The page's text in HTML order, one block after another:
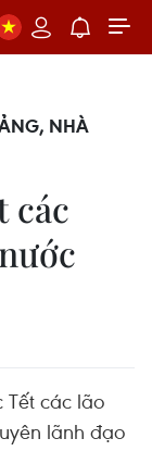
NHÀ
các
Tết các lão
lãnh đạo